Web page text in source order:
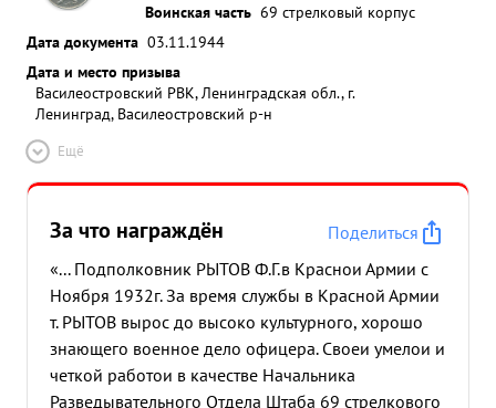
Воинская часть 69 стрелковый корпус
Дата документа 03.11.1944
Дата и место призыва
Василеостровский РВК, Ленинградская обл., г.
Ленинград, Василеостровский р-н
Ещё
За что награждён
Поделиться
«... Подполковник РЫТОВ Ф.Г.в Краснои Армии с
Ноября 1932г. За время службы в Красной Армии
т. РЫТОВ вырос до высоко культурного, хорошо
знающего военное дело офицера. Своеи умелои и
четкой работои в качестве Начальника
Разведывательного Отдела Штаба 69 стрелкового